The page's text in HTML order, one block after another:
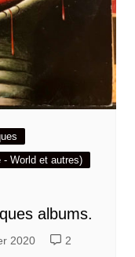
- World et autres)
albums.
2020 2